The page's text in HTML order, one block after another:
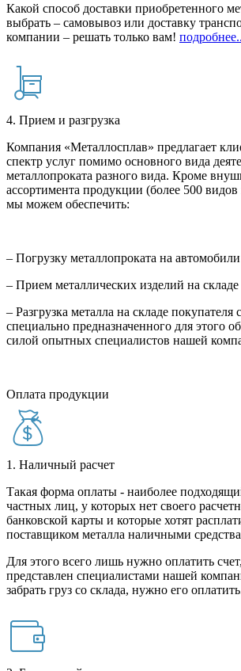
Какой способ доставки приобретенного
выбрать – самовывоз или доставку
компании – решать только вам!
4. Прием и разгрузка
Компания «Металлосплав» предлагает
спектр услуг помимо основного вида
металлопроката разного вида. Кроме
ассортимента продукции (более 500 видов
мы можем обеспечить:
– Погрузку металлопроката на автомобили
– Прием металлических изделий на складе
– Разгрузка металла на складе
специально предназначенного для этого
силой опытных специалистов нашей
Оплата продукции
1. Наличный расчет
Такая форма оплаты - наиболее
частных лиц, у которых нет своего
банковской карты и которые хотят
поставщиком металла наличными
Для этого всего лишь нужно оплатить
представлен специалистами нашей
забрать груз со склада, нужно его